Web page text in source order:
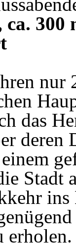
nur
das
deren
Stadt
erholen.